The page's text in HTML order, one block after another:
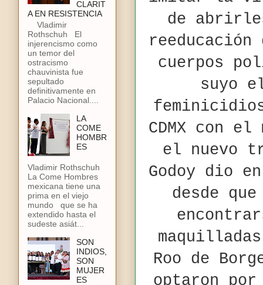
de
cuerpos
suyo
CDMX con
el nuevo
Godoy dio
desde
Roo de
optaron
CLARIT
A EN RESISTENCIA
Vladimir
Rothschuh El
injerencismo como
un temor del
ostracismo
chauvinista fue
sepultado
definitivamente en
Palacio Nacional....
LA
COME
HOMBR
ES
Vladimir Rothschuh
La Come Hombres
mexicana tiene una
prima en el viejo
mundo que se ha
extendido hasta el
sudeste asiát...
SON
INDIOS,
SON
MUJER
ES